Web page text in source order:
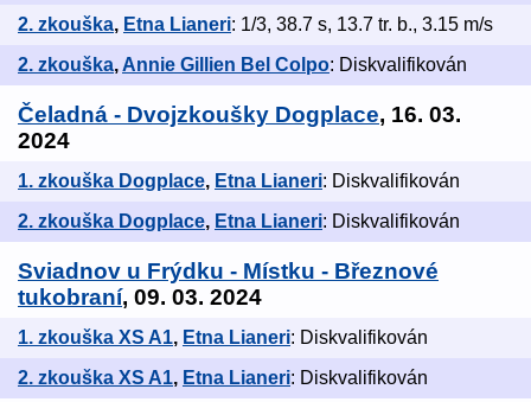
2. zkouška, Etna Lianeri: 1/3, 38.7 s, 13.7 tr. b., 3.15 m/s
2. zkouška, Annie Gillien Bel Colpo: Diskvalifikován
Čeladná - Dvojzkoušky Dogplace, 16. 03.
2024
1. zkouška Dogplace, Etna Lianeri: Diskvalifikován
2. zkouška Dogplace, Etna Lianeri: Diskvalifikován
Sviadnov u Frýdku - Místku - Březnové
tukobraní, 09. 03. 2024
1. zkouška XS A1, Etna Lianeri: Diskvalifikován
2. zkouška XS A1, Etna Lianeri: Diskvalifikován